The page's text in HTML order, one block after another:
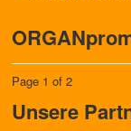
Page 1 of 2
Unsere